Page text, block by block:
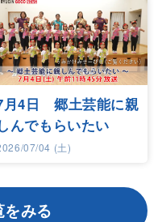
月4日 郷土芸能に親
んでもらいたい
07/04 (土)
みる